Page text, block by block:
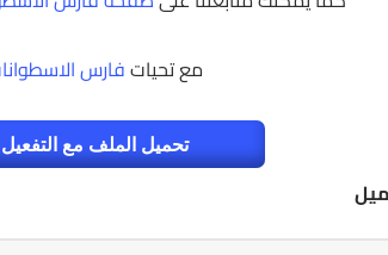
مع تحياتفارس
تحميل الملف مع التفعيل